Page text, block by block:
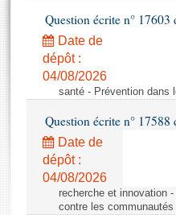
Projets de loi
Propositions de loi
Amendements
Textes adoptés
Rapports d'information
Rapports d'enquête
Rapports législatifs
Baromètre de l’application
Histoire
Juniors
Anciennes législatures
Liens vers les sites
Contacts et plan d'accès
Photos libres de droit
Question écrite n°
Date de
dépôt :
04/08/2026
santé - Prévention dans
Question écrite n°
Date de
dépôt :
04/08/2026
recherche et innovation
contre les